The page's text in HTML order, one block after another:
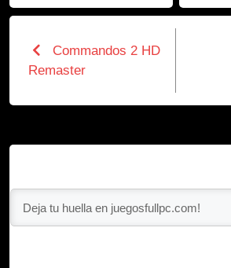
Commandos 2 HD
Remaster